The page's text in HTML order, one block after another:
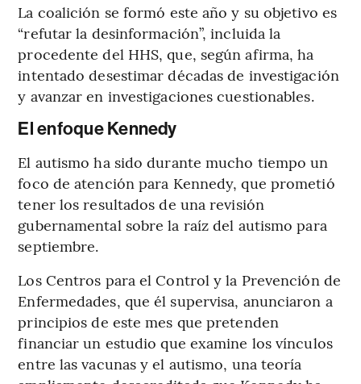
La coalición se formó este año y su objetivo es
“refutar la desinformación”, incluida la
procedente del HHS, que, según afirma, ha
intentado desestimar décadas de investigación
y avanzar en investigaciones cuestionables.
El enfoque Kennedy
El autismo ha sido durante mucho tiempo un
foco de atención para Kennedy, que prometió
tener los resultados de una revisión
gubernamental sobre la raíz del autismo para
septiembre.
Los Centros para el Control y la Prevención de
Enfermedades, que él supervisa, anunciaron a
principios de este mes que pretenden
financiar un estudio que examine los vínculos
entre las vacunas y el autismo, una teoría